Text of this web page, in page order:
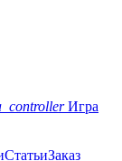
Игра
СтатьиЗаказ